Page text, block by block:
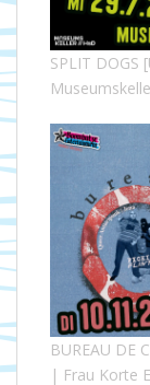
SPLIT DOGS
BUREAU DE
| Frau Korte